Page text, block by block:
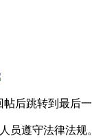
帖后跳转到最后
员遵守法律法规